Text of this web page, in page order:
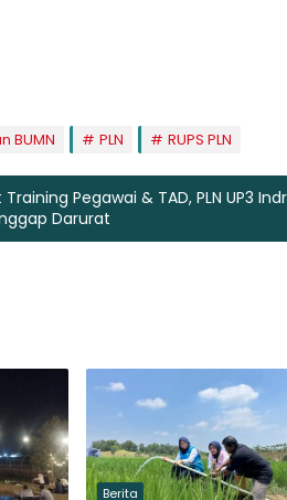
BUMN PLN RUPS PLN
Pegawai & TAD, PLN UP3
Darurat
Berita